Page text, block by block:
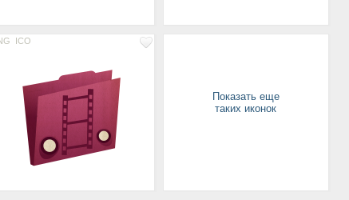
ICO
Показать еще
таких иконок